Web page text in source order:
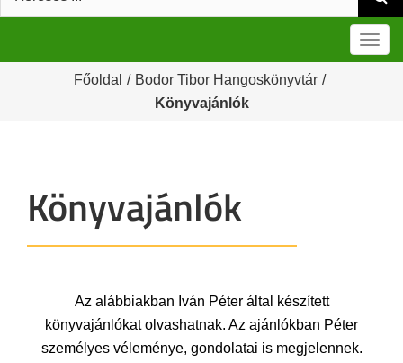
Főoldal / Bodor Tibor Hangoskönyvtár /
Könyvajánlók
Könyvajánlók
Az alábbiakban Iván Péter által készített
könyvajánlókat olvashatnak. Az ajánlókban Péter
személyes véleménye, gondolatai is megjelennek.